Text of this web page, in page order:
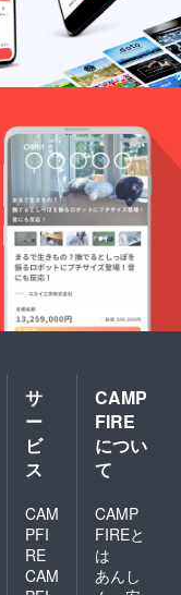
サ
ー
ビ
ス
CAM
PFI
RE
CAM
CAMP
FIRE
につい
て
CAMP
FIREと
は
あんし